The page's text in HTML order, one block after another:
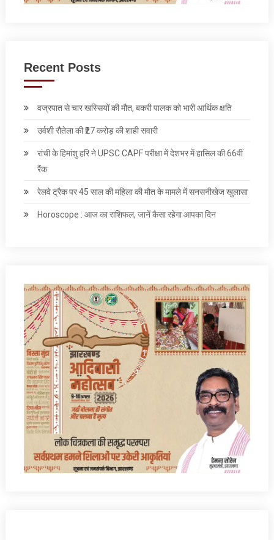
Recent Posts
वज्रपात से चार खस्सियों की मौत, बकरी पालक को भारी आर्थिक क्षति
उर्वशी रौतेला की ₹27 करोड़ की शाही सवारी
रांची के हिमांशु हरि ने UPSC CAPF परीक्षा में देशभर में हासिल की 66वीं
रैंक
रेलवे ट्रैक पर 45 साल की महिला की मौत के मामले में सनसनीखेज खुलासा
Horoscope : आज का राशिफल, जानें कैसा रहेगा आपका दिन